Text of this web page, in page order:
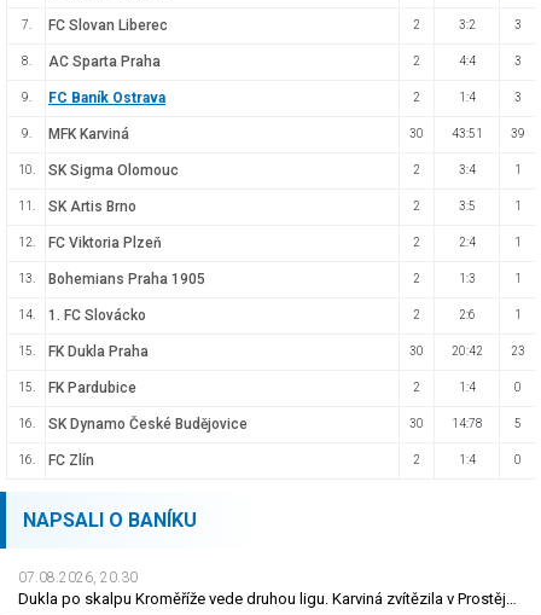
7. FC Slovan Liberec 2 3:2 3
8. AC Sparta Praha 2 4:4 3
9. FC Baník Ostrava 2 1:4 3
9. MFK Karviná 30 43:51 39
10. SK Sigma Olomouc 2 3:4 1
11. SK Artis Brno 2 3:5 1
12. FC Viktoria Plzeň 2 2:4 1
13. Bohemians Praha 1905 2 1:3 1
14. 1. FC Slovácko 2 2:6 1
15. FK Dukla Praha 30 20:42 23
15. FK Pardubice 2 1:4 0
16. SK Dynamo České Budějovice 30 14:78 5
16. FC Zlín 2 1:4 0
NAPSALI O BANÍKU
07.08.2026, 20.30
Dukla po skalpu Kroměříže vede druhou ligu. Karviná zvítězila v Prostějově, remíza Ústí